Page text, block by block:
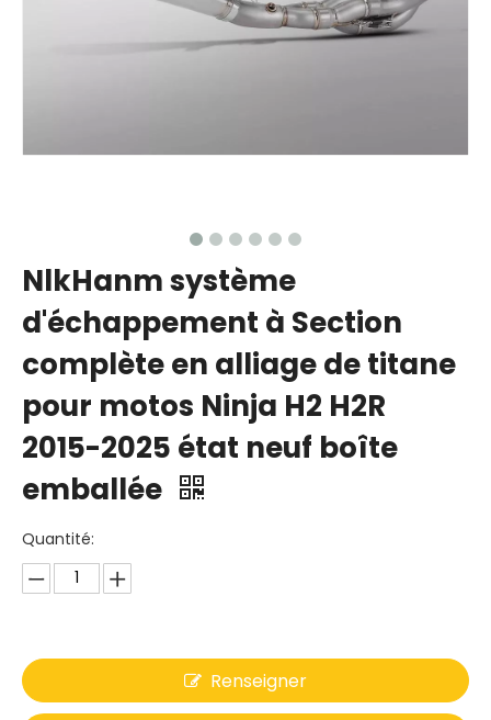
NlkHanm système
d'échappement à Section
complète en alliage de titane
pour motos Ninja H2 H2R
2015-2025 état neuf boîte
emballée
Quantité:
Renseigner